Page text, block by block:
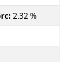
2.32 %